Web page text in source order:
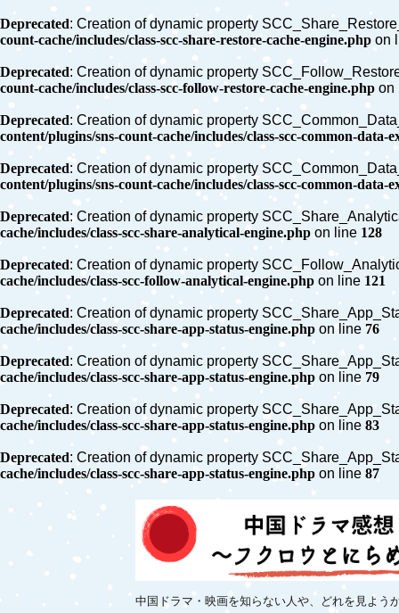
Deprecated: Creation of dynamic property
count-cache/includes/class-scc-share-restore-cache-engine.php on
Deprecated: Creation of dynamic property
count-cache/includes/class-scc-follow-restore-cache-engine.php on
Deprecated: Creation of dynamic property
content/plugins/sns-count-cache/includes/class-scc-common-data-
Deprecated: Creation of dynamic property
content/plugins/sns-count-cache/includes/class-scc-common-data-
Deprecated: Creation of dynamic property
cache/includes/class-scc-share-analytical-engine.php on line 128
Deprecated: Creation of dynamic property
cache/includes/class-scc-follow-analytical-engine.php on line 121
Deprecated: Creation of dynamic property
cache/includes/class-scc-share-app-status-engine.php on line 76
Deprecated: Creation of dynamic property
cache/includes/class-scc-share-app-status-engine.php on line 79
Deprecated: Creation of dynamic property
cache/includes/class-scc-share-app-status-engine.php on line 83
Deprecated: Creation of dynamic property
cache/includes/class-scc-share-app-status-engine.php on line 87
中国ドラマ・映画を知らない人や、どれを見よう